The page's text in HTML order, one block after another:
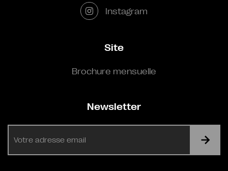
Instagram
Site
Brochure mensuelle
Newsletter